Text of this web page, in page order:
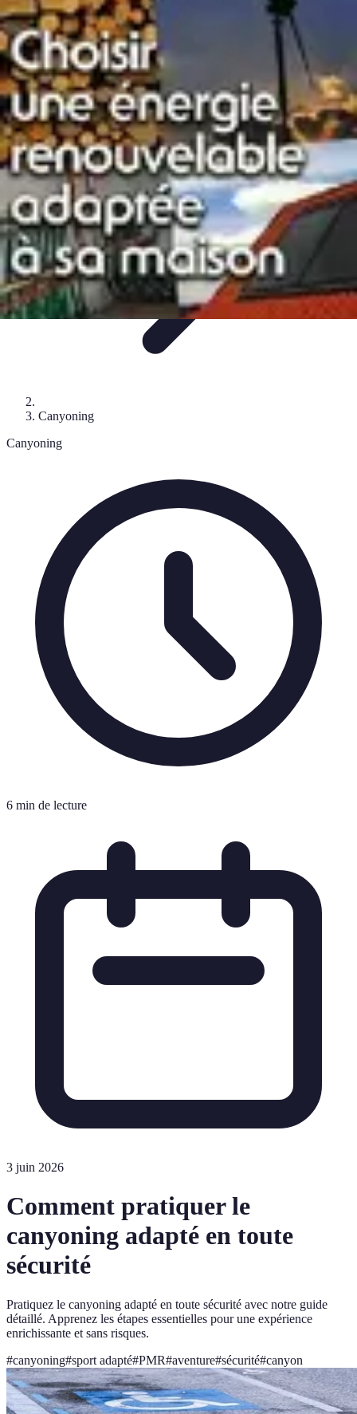
Sport Aventure PMR
ÉquipementSports d'HiverÀ découvrir
AlpinismeActivités Sportives
Sport Aventure PMR
Canyoning
Canyoning
6 min de lecture
3 juin 2026
Comment pratiquer le
canyoning adapté en toute
sécurité
Pratiquez le canyoning adapté en toute sécurité avec notre guide
détaillé. Apprenez les étapes essentielles pour une expérience
enrichissante et sans risques.
#canyoning#sport adapté#PMR#aventure#sécurité#canyon